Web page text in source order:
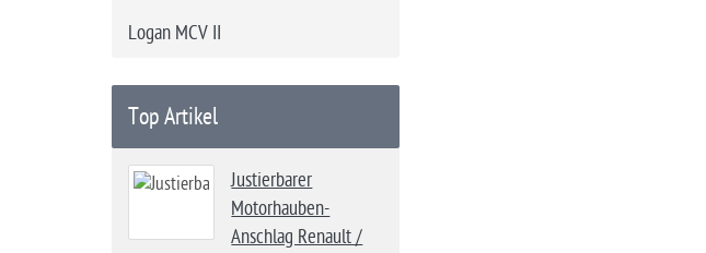
Logan MCV II
Top Artikel
Justierbarer
Motorhauben-
Anschlag Renault /